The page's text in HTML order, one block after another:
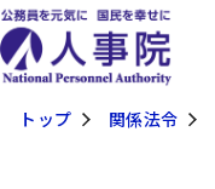
トップ 関係法令